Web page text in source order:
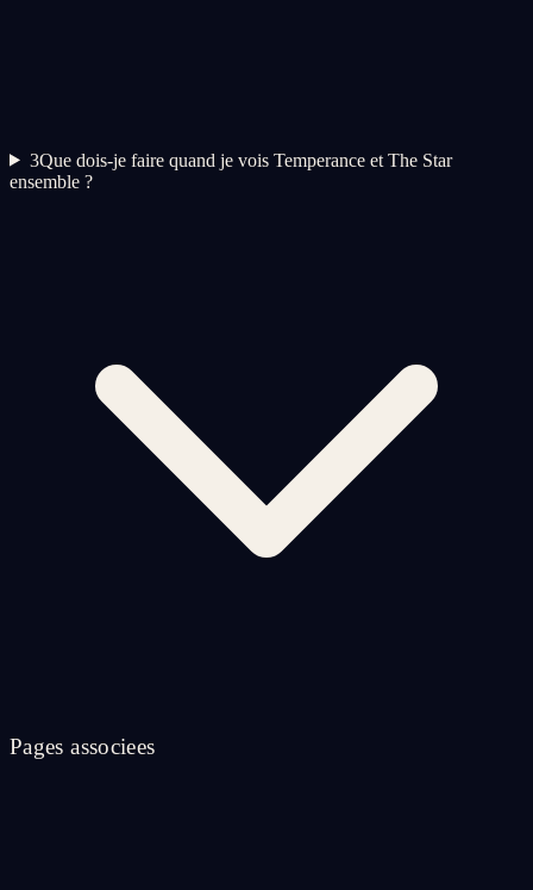
3Que dois-je faire quand je vois Temperance et The Star
ensemble ?
Pages associees